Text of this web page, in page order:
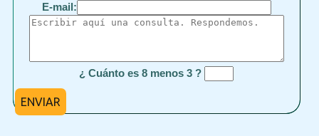
E-mail:
¿ Cuánto es 8 menos 3 ?
ENVIAR